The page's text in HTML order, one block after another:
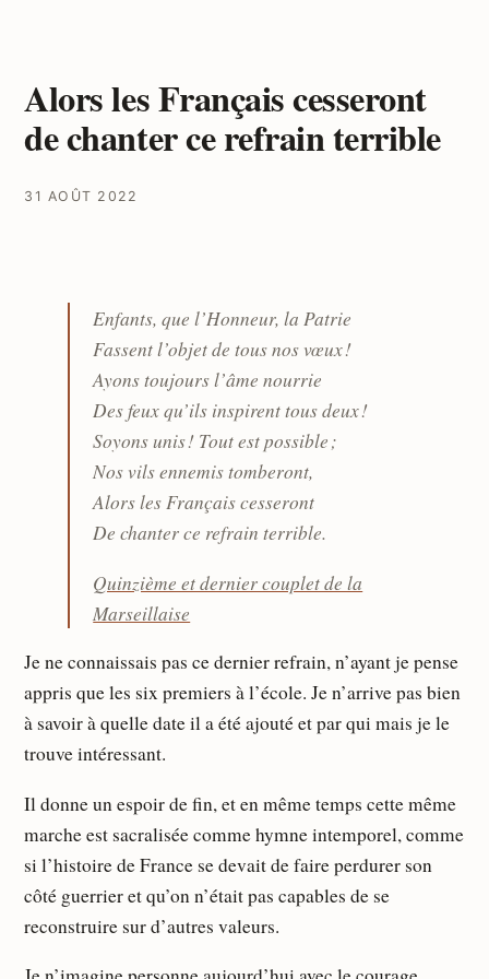
Alors les Français cesseront
de chanter ce refrain terrible
31 AOÛT 2022
Enfants, que l’Honneur, la Patrie
Fassent l’objet de tous nos vœux !
Ayons toujours l’âme nourrie
Des feux qu’ils inspirent tous deux !
Soyons unis ! Tout est possible ;
Nos vils ennemis tomberont,
Alors les Français cesseront
De chanter ce refrain terrible.
Quinzième et dernier couplet de la
Marseillaise
Je ne connaissais pas ce dernier refrain, n’ayant je pense
appris que les six premiers à l’école. Je n’arrive pas bien
à savoir à quelle date il a été ajouté et par qui mais je le
trouve intéressant.
Il donne un espoir de fin, et en même temps cette même
marche est sacralisée comme hymne intemporel, comme
si l’histoire de France se devait de faire perdurer son
côté guerrier et qu’on n’était pas capables de se
reconstruire sur d’autres valeurs.